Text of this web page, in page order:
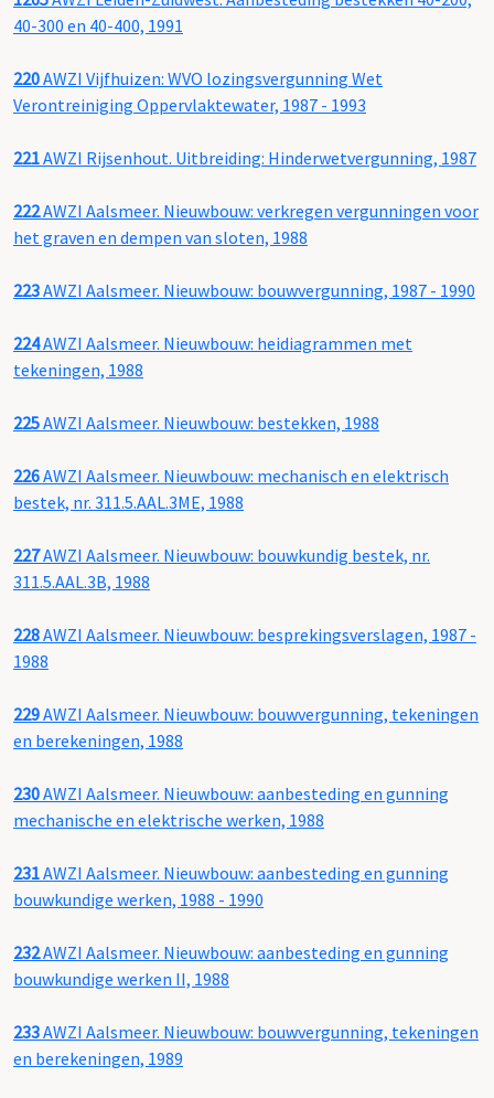
40-300 en 40-400, 1991
220AWZI Vijfhuizen: WVO lozingsvergunning Wet
Verontreiniging Oppervlaktewater, 1987 - 1993
221AWZI Rijsenhout. Uitbreiding: Hinderwetvergunning, 1987
222AWZI Aalsmeer. Nieuwbouw: verkregen vergunningen voor
het graven en dempen van sloten, 1988
223AWZI Aalsmeer. Nieuwbouw: bouwvergunning, 1987 - 1990
224AWZI Aalsmeer. Nieuwbouw: heidiagrammen met
tekeningen, 1988
225AWZI Aalsmeer. Nieuwbouw: bestekken, 1988
226AWZI Aalsmeer. Nieuwbouw: mechanisch en elektrisch
bestek, nr. 311.5.AAL.3ME, 1988
227AWZI Aalsmeer. Nieuwbouw: bouwkundig bestek, nr.
311.5.AAL.3B, 1988
228AWZI Aalsmeer. Nieuwbouw: besprekingsverslagen, 1987 -
1988
229AWZI Aalsmeer. Nieuwbouw: bouwvergunning, tekeningen
en berekeningen, 1988
230AWZI Aalsmeer. Nieuwbouw: aanbesteding en gunning
mechanische en elektrische werken, 1988
231AWZI Aalsmeer. Nieuwbouw: aanbesteding en gunning
bouwkundige werken, 1988 - 1990
232AWZI Aalsmeer. Nieuwbouw: aanbesteding en gunning
bouwkundige werken II, 1988
233AWZI Aalsmeer. Nieuwbouw: bouwvergunning, tekeningen
en berekeningen, 1989